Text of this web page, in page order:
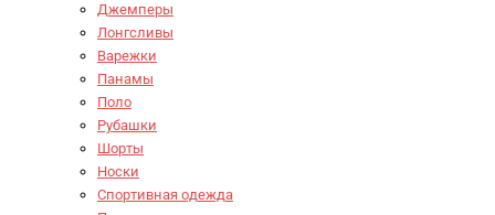
Джемперы
Лонгсливы
Варежки
Панамы
Поло
Рубашки
Шорты
Носки
Спортивная одежда